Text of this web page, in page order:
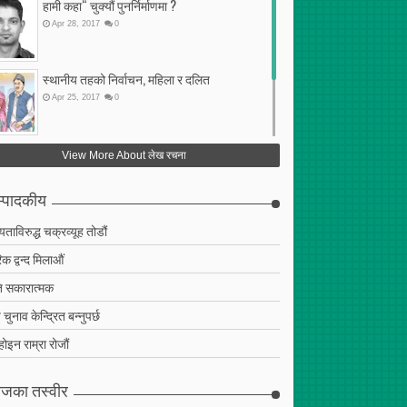
हामी कहा“ चुक्यौं पुनर्निर्माणमा ?
Apr 28 2017 0
स्थानीय तहको निर्वाचन, महिला र दलित
Apr 25 2017 0
फेरि अर्को गलत सहमति
View More About लेख रचना
चक्रव्यूह तोडौं
द्वन्द मिलाऔं
सकारात्मक
केन्द्रित बन्नुपर्छ
राम्रा रोजौं
तस्वीर